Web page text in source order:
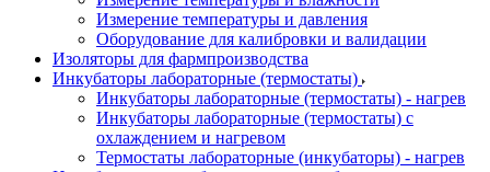
Измерение температуры и давления
Оборудование для калибровки и валидации
Изоляторы для фармпроизводства
Инкубаторы лабораторные (термостаты)
Инкубаторы лабораторные (термостаты) - нагрев
Инкубаторы лабораторные (термостаты) с
охлаждением и нагревом
Термостаты лабораторные (инкубаторы) - нагрев